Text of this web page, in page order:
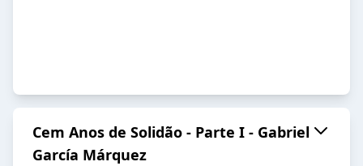
Cem Anos de Solidão - Parte I - Gabriel
García Márquez